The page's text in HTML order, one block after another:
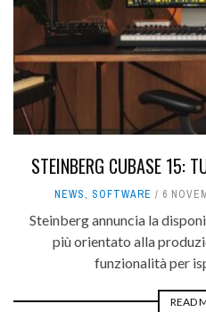
STEINBERG CUBASE 15:
NEWS, SOFTWARE 6
Steinberg annuncia la
più orientato alla
funzionalità per
READ